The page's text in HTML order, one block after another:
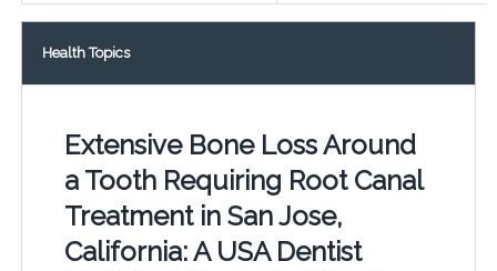
Health Topics
Extensive Bone Loss Around
a Tooth Requiring Root Canal
Treatment in San Jose,
California: A USA Dentist